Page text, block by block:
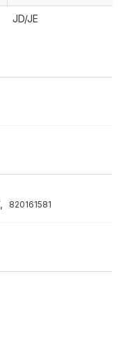
JD/JE
820161581